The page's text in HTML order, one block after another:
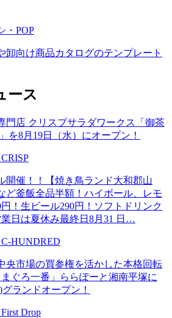
・POP
卸向け商品カタログのテンプレート
ース
門店 クリスプサラダワークス「御茶
を8月19日（水）にオープン！
開催！！【焼き鳥ランド大和郡山
ど釜飯全品半額！ハイボール、レモ
！生ビール290円！ソフトドリンク
日は夏休み最終日8月31 日…
HUNDRED
央市場の買参権を活かした本格回転
ぐろ一番」ららぽーと湘南平塚に
ランドオープン！
Drop